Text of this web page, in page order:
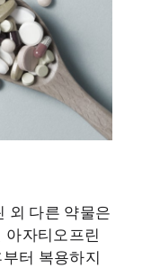
외 다른 약물은
자티오프린
터 복용하지